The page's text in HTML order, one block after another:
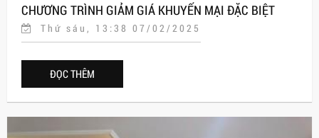
CHƯƠNG TRÌNH GIẢM GIÁ KHUYẾN MẠI ĐẶC BIỆT
CHO TẤM CERARL
Thứ sáu, 13:38 07/02/2025
ĐỌC THÊM